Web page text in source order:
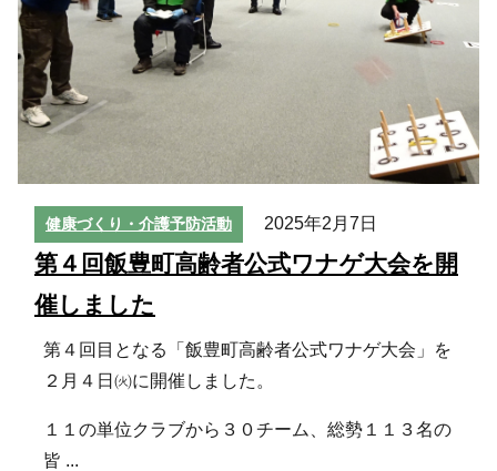
健康づくり・介護予防活動 2025年2月7日
第４回飯豊町高齢者公式ワナゲ大会を開
催しました
第４回目となる「飯豊町高齢者公式ワナゲ大会」を
２月４日㈫に開催しました。
１１の単位クラブから３０チーム、総勢１１３名の
皆 ...